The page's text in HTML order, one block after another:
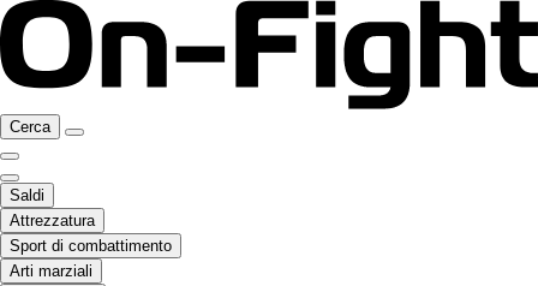
Cerca
Saldi
Attrezzatura
Sport di combattimento
Arti marziali